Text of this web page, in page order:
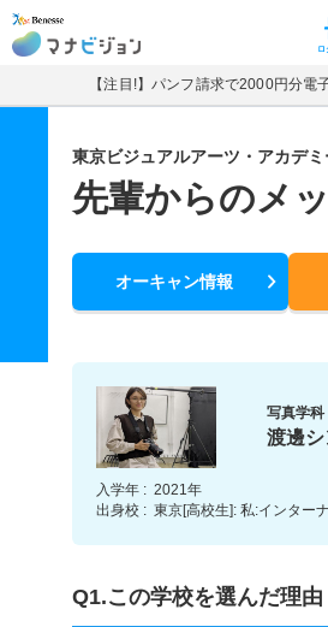
マナビジョン ロ
【注目!】パンフ請求で2000円分電
東京ビジュアルアーツ・アカデミ
先輩からのメ
オーキャン情報
写真学科
渡邊
入学年 : 2021年
出身校 : 東京[高校生]: 私:インター
Q1.この学校を選んだ理由